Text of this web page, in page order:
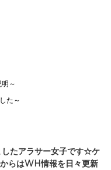
～
た～
したアラサー女子です☆ケ
らはWH情報を日々更新